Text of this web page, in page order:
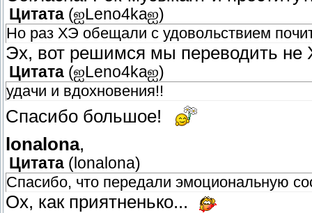
Цитата (ஐLeno4kaஐ)
Но раз ХЭ обещали с удовольствием
Эх, вот решимся мы переводить
Цитата (ஐLeno4kaஐ)
удачи и вдохновения!!
Спасибо большое!
lonalona,
Цитата ( lonalona)
Спасибо, что передали эмоциональную
Ох, как приятненько...